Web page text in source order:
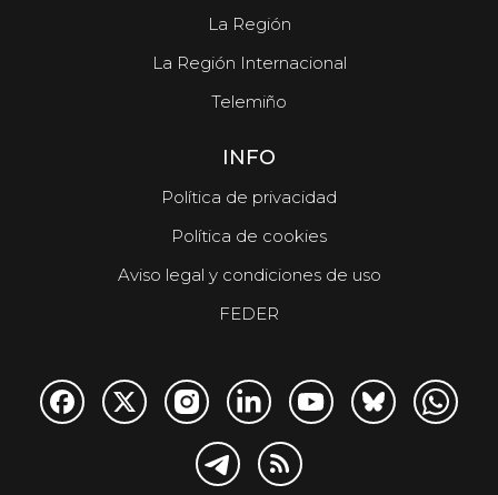
La Región
La Región Internacional
Telemiño
INFO
Política de privacidad
Política de cookies
Aviso legal y condiciones de uso
FEDER